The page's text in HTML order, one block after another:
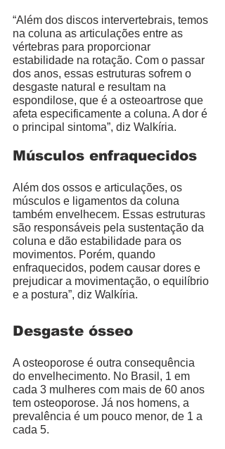
“Além dos discos intervertebrais, temos
na coluna as articulações entre as
vértebras para proporcionar
estabilidade na rotação. Com o passar
dos anos, essas estruturas sofrem o
desgaste natural e resultam na
espondilose, que é a osteoartrose que
afeta especificamente a coluna. A dor é
o principal sintoma”, diz Walkíria.
Músculos enfraquecidos
Além dos ossos e articulações, os
músculos e ligamentos da coluna
também envelhecem. Essas estruturas
são responsáveis pela sustentação da
coluna e dão estabilidade para os
movimentos. Porém, quando
enfraquecidos, podem causar dores e
prejudicar a movimentação, o equilíbrio
e a postura”, diz Walkíria.
Desgaste ósseo
A osteoporose é outra consequência
do envelhecimento. No Brasil, 1 em
cada 3 mulheres com mais de 60 anos
tem osteoporose. Já nos homens, a
prevalência é um pouco menor, de 1 a
cada 5.